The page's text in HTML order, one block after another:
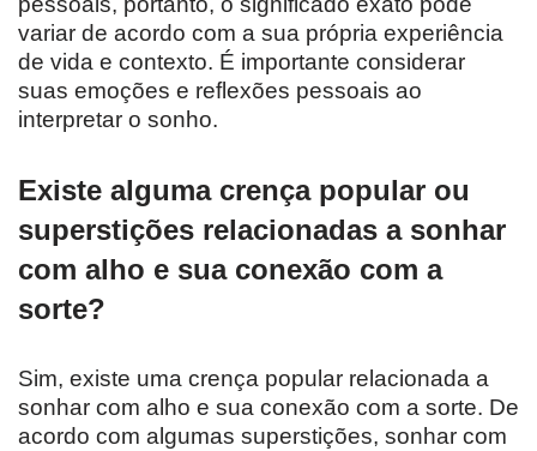
variar de acordo com a sua própria experiência
de vida e contexto. É importante considerar
suas emoções e reflexões pessoais ao
interpretar o sonho.
Existe alguma crença popular ou
superstições relacionadas a sonhar
com alho e sua conexão com a
sorte?
Sim, existe uma crença popular relacionada a
sonhar com alho e sua conexão com a sorte. De
acordo com algumas superstições, sonhar com